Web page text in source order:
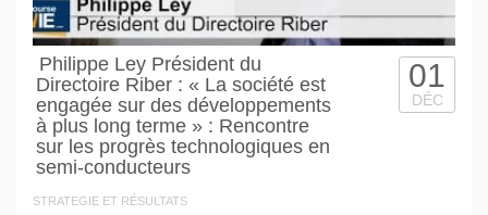
Philippe Ley Président du
Directoire Riber : « La société est
engagée sur des développements
à plus long terme » : Rencontre
sur les progrès technologiques en
semi-conducteurs
STRATEGIE ET RÉSULTATS
01
DÉC